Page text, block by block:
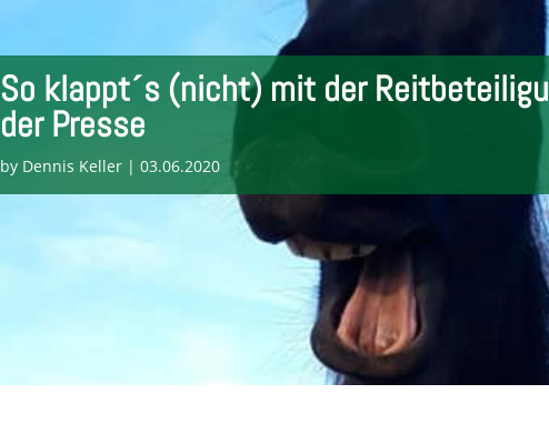
So klappt´s (nicht) mit der
der Presse
by Dennis Keller |03.06.2020